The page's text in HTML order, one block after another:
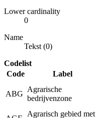
Lower cardinality
0
Name
Tekst (0)
Codelist
Code
Label
ABG
Agrarische
bedrijvenzone
Agrarisch gebied met